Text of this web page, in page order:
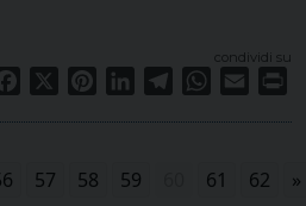
condividi su
Facebook PinterestLinkedInTelegramWhatsApp
Email
57 58 59 61 62 »